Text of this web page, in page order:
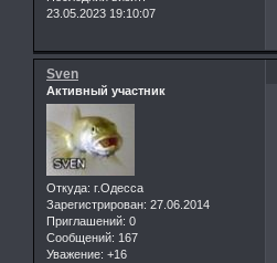
23.05.2023 19:10:07
Sven
Активный участник
Откуда: г.Одесса
Зарегистрирован: 27.06.2014
Приглашений: 0
Сообщений: 167
Уважение: +16